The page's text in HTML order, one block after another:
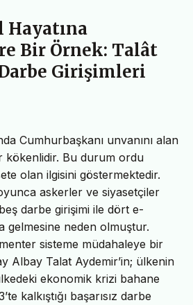
Hayatına
Bir Örnek: Talât
Girişimleri
Cumhurbaşkanı unvanını alan
kökenlidir. Bu durum ordu
olan ilgisini göstermektedir.
askerler ve siyasetçiler
darbe girişimi ile dört e-
gelmesine neden olmuştur.
sisteme müdahaleye bir
Albay Talat Aydemir’in; ülkenin
ekonomik krizi bahane
kalkıştığı başarısız darbe